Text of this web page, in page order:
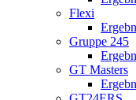
Flexi
Gruppe 245
GT Masters